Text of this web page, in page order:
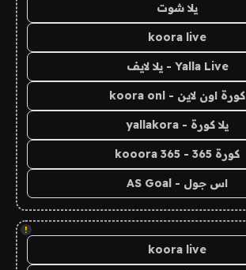
يلا شوت
koora live
Yalla Live - يلا لايف
كورة اون لاين - koora onl
يلا كورة - yallakora
كورة 365 - kooora 365
اس جول - AS Goal
!
koora live